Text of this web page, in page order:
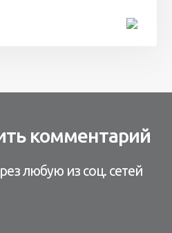
комментарий
любую из соц. сетей